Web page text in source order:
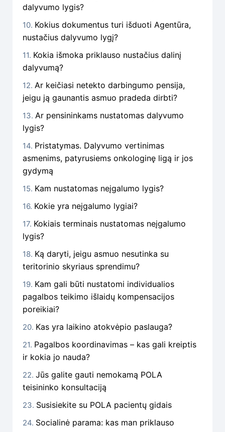
dalyvumo lygis?
Kokius dokumentus turi išduoti Agentūra,
nustačius dalyvumo lygį?
Kokia išmoka priklauso nustačius dalinį
dalyvumą?
Ar keičiasi netekto darbingumo pensija,
jeigu ją gaunantis asmuo pradeda dirbti?
Ar pensininkams nustatomas dalyvumo
lygis?
Pristatymas. Dalyvumo vertinimas
asmenims, patyrusiems onkologinę ligą ir jos
gydymą
Kam nustatomas neįgalumo lygis?
Kokie yra neįgalumo lygiai?
Kokiais terminais nustatomas neįgalumo
lygis?
Ką daryti, jeigu asmuo nesutinka su
teritorinio skyriaus sprendimu?
Kam gali būti nustatomi individualios
pagalbos teikimo išlaidų kompensacijos
poreikiai?
Kas yra laikino atokvėpio paslauga?
Pagalbos koordinavimas – kas gali kreiptis
ir kokia jo nauda?
Jūs galite gauti nemokamą POLA
teisininko konsultaciją
Susisiekite su POLA pacientų gidais
Socialinė parama: kas man priklauso